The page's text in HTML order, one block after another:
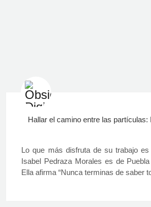
Hallar el camino entre las partículas:
Lo que más disfruta de su trabajo es
Isabel Pedraza Morales es de
Ella afirma “Nunca terminas de saber